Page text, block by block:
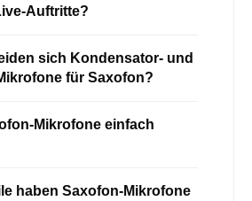
Auftritte?
sich Kondensator- und
für Saxofon?
Mikrofone einfach
haben Saxofon-Mikrofone